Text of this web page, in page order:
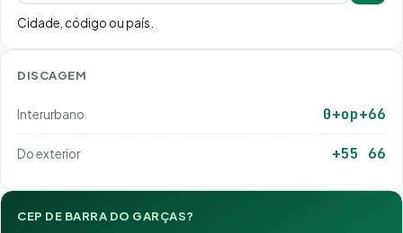
Cidade, código ou país.
DISCAGEM
Interurbano 0+op+66
Do exterior +55 66
CEP DE BARRA DO GARÇAS?